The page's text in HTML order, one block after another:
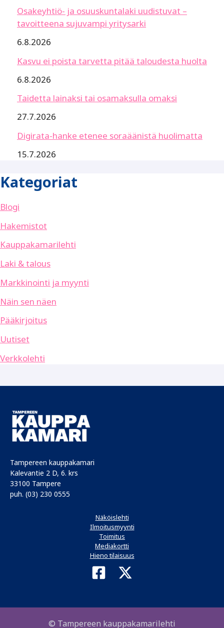
Osakeyhtiö- ja osuuskuntalaki uudistuvat –
tavoitteena sujuvampi yritysarki
6.8.2026
Kasvu ei poista tarvetta pitää taloudesta huolta
6.8.2026
Taidetta lainaksi tai osamaksulla omaksi
27.7.2026
Digirata-hanke etenee soraäänistä huolimatta
15.7.2026
Kategoriat
Blogi
Hakemistot
Kauppakamarilehti
Laki & talous
Markkinointi ja myynti
Näin sen näen
Pääkirjoitus
Uutiset
Verkkolehti
Tampereen kauppakamari
Kalevantie 2 D, 6. krs
33100 Tampere
puh. (03) 230 0555
Näköislehti
Ilmoitusmyynti
Toimitus
Mediakortti
Hieno tilaisuus
© Tampereen kauppakamarilehti